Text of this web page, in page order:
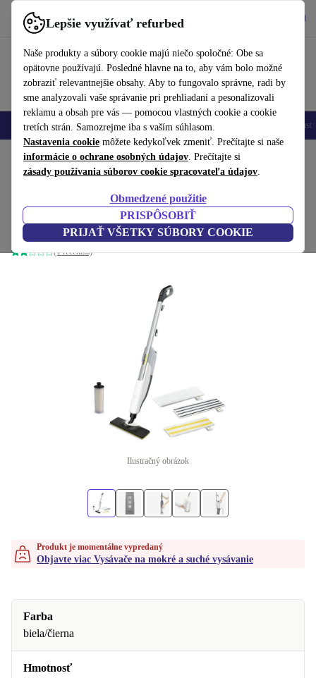
Lepšie využívať refurbed
Naše produkty a súbory cookie majú niečo spoločné: Obe sa
opätovne používajú. Posledné hlavne na to, aby vám bolo možné
zobraziť relevantnejšie obsahy. Aby to fungovalo správne, radi by
sme analyzovali vaše správanie pri prehliadaní a pesonalizovali
reklamu a obsah pre vás — pomocou vlastných cookie a cookie
tretích strán. Samozrejme iba s vaším súhlasom.
Nastavenia cookie môžete kedykoľvek zmeniť. Prečítajte si naše
informácie o ochrane osobných údajov. Prečítajte si
zásady používania súborov cookie spracovateľa údajov.
Obmedzené použitie
PRISPÔSOBIŤ
PRIJAŤ VŠETKY SÚBORY COOKIE
používať refurbed rýchlo a jednoducho
Mobilné telefóny Laptopy Tablety Inteligentné hodinky
Domov Produkty Domácnosť Údržba podláh Vysávače na mokré a suché
Parný čistič Kärcher SC 2 Upright
Anniversary Edition
biela/čierna
(1 recenzia)
Ilustračný obrázok
Produkt je momentálne vypredaný
Objavte viac Vysávače na mokré a suché vysávanie
Farba
biela/čierna
Hmotnosť